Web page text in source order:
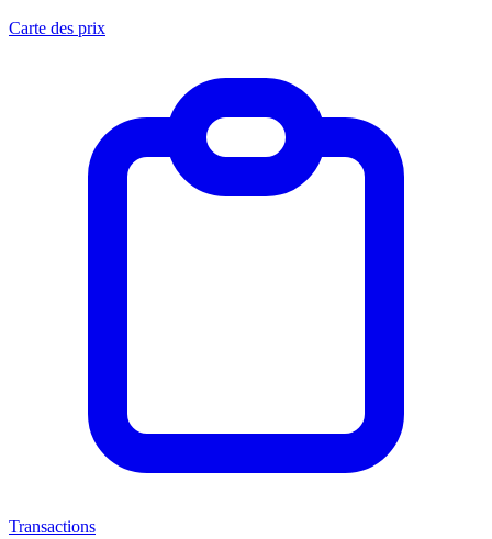
Carte des prix
Transactions